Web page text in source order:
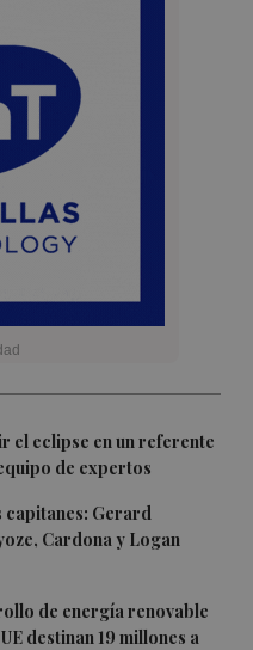
el eclipse en un referente
de expertos
capitanes: Gerard
Cardona y Logan
de energía renovable
destinan 19 millones a